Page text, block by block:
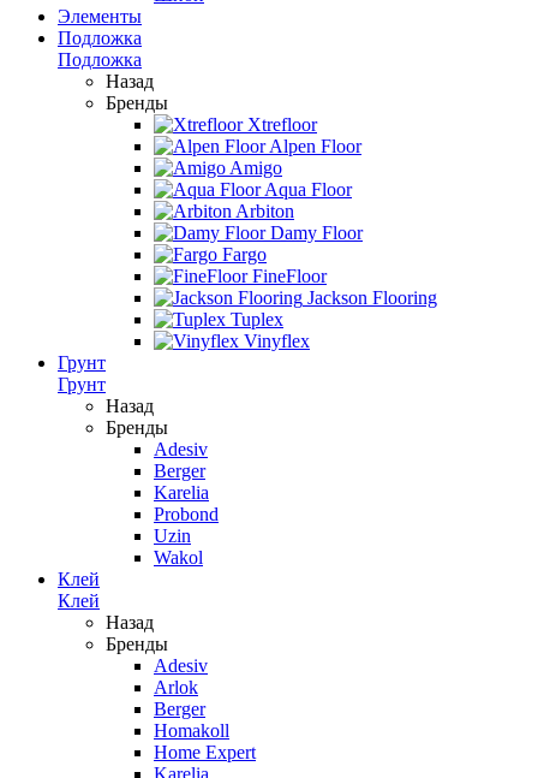
Элементы
Подложка
Подложка
Назад
Бренды
Xtrefloor
Alpen Floor
Amigo
Aqua Floor
Arbiton
Damy Floor
Fargo
FineFloor
Jackson Flooring
Tuplex
Vinyflex
Грунт
Грунт
Назад
Бренды
Adesiv
Berger
Karelia
Probond
Uzin
Wakol
Клей
Клей
Назад
Бренды
Adesiv
Arlok
Berger
Homakoll
Home Expert
Karelia